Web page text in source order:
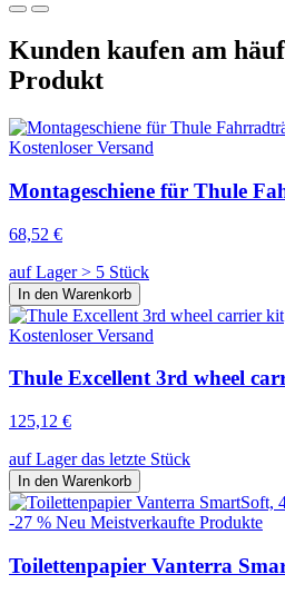
Kunden kaufen am
Produkt
Kostenloser Versand
Montageschiene für Thule
68,52 €
auf Lager > 5 Stück
In den Warenkorb
Kostenloser Versand
Thule Excellent 3rd wheel
125,12 €
auf Lager das letzte Stück
In den Warenkorb
-27 % Neu Meistverkaufte Produkte
Toilettenpapier Vanterra